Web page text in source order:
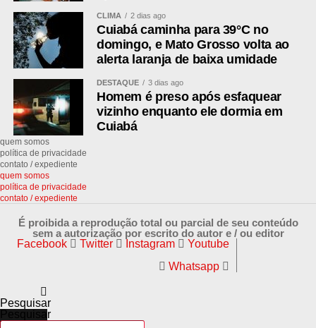
O primeiro turno será em 4 de outubro. Os partidos têm
até 15 de agosto para registrar as candidaturas.
Leia também:
“Isso aqui é o matadouro”: vídeo mostra cães mortos
e vivos em barracão sem luz do Zoonoses de Cuiabá
EXCLUSIVO:compras pela internet: o guia completo
dos direitos do consumidor
CLIMA 2 dias ago
Cuiabá caminha para 39°C no
domingo, e Mato Grosso volta ao
alerta laranja de baixa umidade
DESTAQUE 3 dias ago
Homem é preso após esfaquear
vizinho enquanto ele dormia em
Cuiabá
quem somos
política de privacidade
contato / expediente
quem somos
política de privacidade
contato / expediente
É proibida a reprodução total ou parcial de seu conteúdo
sem a autorização por escrito do autor e / ou editor
Facebook
Twitter Instagram
Youtube
Whatsapp
Pesquisar
Pesquisar